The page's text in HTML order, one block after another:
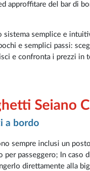
approffitare del bar di
sistema semplice e
e semplici passi:
e confronta i prezzi in
Seiano
a bordo
sempre inclusi un
per passeggero; In caso
direttamente alla